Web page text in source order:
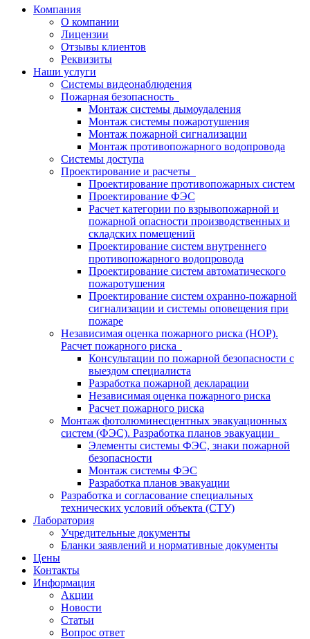
Компания
О компании
Лицензии
Отзывы клиентов
Реквизиты
Наши услуги
Системы видеонаблюдения
Пожарная безопасность
Монтаж системы дымоудаления
Монтаж системы пожаротушения
Монтаж пожарной сигнализации
Монтаж противопожарного водопровода
Системы доступа
Проектирование и расчеты
Проектирование противопожарных систем
Проектирование ФЭС
Расчет категории по взрывопожарной и
пожарной опасности производственных и
складских помещений
Проектирование систем внутреннего
противопожарного водопровода
Проектирование систем автоматического
пожаротушения
Проектирование систем охранно-пожарной
сигнализации и системы оповещения при
пожаре
Независимая оценка пожарного риска (НОР).
Расчет пожарного риска
Консультации по пожарной безопасности с
выездом специалиста
Разработка пожарной декларации
Независимая оценка пожарного риска
Расчет пожарного риска
Монтаж фотолюминесцентных эвакуационных
систем (ФЭС). Разработка планов эвакуации
Элементы системы ФЭС, знаки пожарной
безопасности
Монтаж системы ФЭС
Разработка планов эвакуации
Разработка и согласование специальных
технических условий объекта (СТУ)
Лаборатория
Учредительные документы
Бланки заявлений и нормативные документы
Цены
Контакты
Информация
Акции
Новости
Статьи
Вопрос ответ